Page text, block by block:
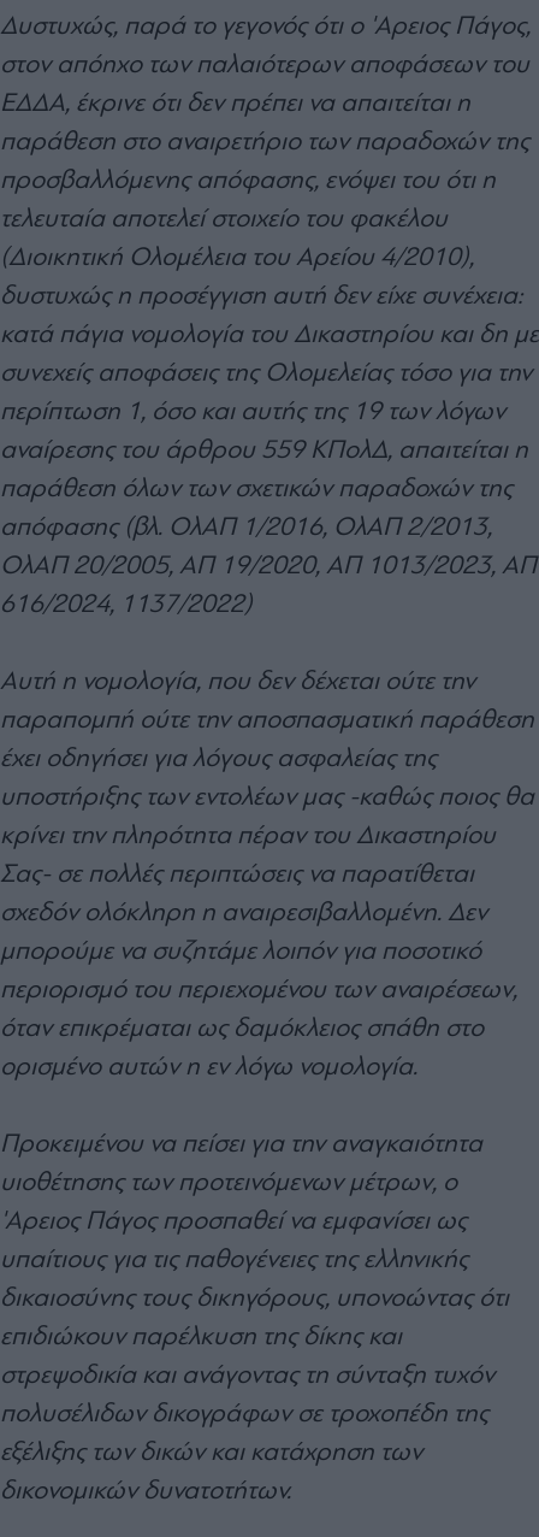
Δυστυχώς, παρά το γεγονός ότι ο 'Αρειος Πάγος,
στον απόηχο των παλαιότερων αποφάσεων του
ΕΔΔΑ, έκρινε ότι δεν πρέπει να απαιτείται η
παράθεση στο αναιρετήριο των παραδοχών της
προσβαλλόμενης απόφασης, ενόψει του ότι η
τελευταία αποτελεί στοιχείο του φακέλου
(Διοικητική Ολομέλεια του Αρείου 4/2010),
δυστυχώς η προσέγγιση αυτή δεν είχε συνέχεια:
κατά πάγια νομολογία του Δικαστηρίου και δη με
συνεχείς αποφάσεις της Ολομελείας τόσο για την
περίπτωση 1, όσο και αυτής της 19 των λόγων
αναίρεσης του άρθρου 559 ΚΠολΔ, απαιτείται η
παράθεση όλων των σχετικών παραδοχών της
απόφασης (βλ. ΟλΑΠ 1/2016, ΟλΑΠ 2/2013,
ΟλΑΠ 20/2005, ΑΠ 19/2020, ΑΠ 1013/2023, ΑΠ
616/2024, 1137/2022)
Αυτή η νομολογία, που δεν δέχεται ούτε την
παραπομπή ούτε την αποσπασματική παράθεση
έχει οδηγήσει για λόγους ασφαλείας της
υποστήριξης των εντολέων μας -καθώς ποιος θα
κρίνει την πληρότητα πέραν του Δικαστηρίου
Σας- σε πολλές περιπτώσεις να παρατίθεται
σχεδόν ολόκληρη η αναιρεσιβαλλομένη. Δεν
μπορούμε να συζητάμε λοιπόν για ποσοτικό
περιορισμό του περιεχομένου των αναιρέσεων,
όταν επικρέμαται ως δαμόκλειος σπάθη στο
ορισμένο αυτών η εν λόγω νομολογία.
Προκειμένου να πείσει για την αναγκαιότητα
υιοθέτησης των προτεινόμενων μέτρων, ο
'Αρειος Πάγος προσπαθεί να εμφανίσει ως
υπαίτιους για τις παθογένειες της ελληνικής
δικαιοσύνης τους δικηγόρους, υπονοώντας ότι
επιδιώκουν παρέλκυση της δίκης και
στρεψοδικία και ανάγοντας τη σύνταξη τυχόν
πολυσέλιδων δικογράφων σε τροχοπέδη της
εξέλιξης των δικών και κατάχρηση των
δικονομικών δυνατοτήτων.